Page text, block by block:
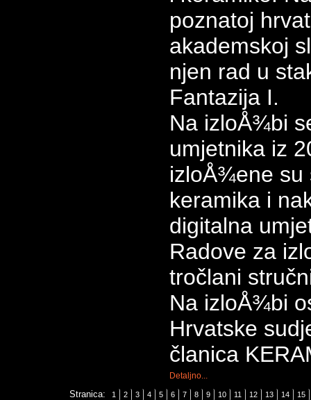
poznatoj
akademskoj
njen rad u
Fantazija I.
Na izloÅ¾bi
umjetnika iz
izloÅ¾ene su
keramika i
digitalna
Radove za
tročlani
Na izloÅ¾bi
Hrvatske
članica
Detaljno...
Stranica: 1 2 3 4 5 6 7 8 9 10 11 12 13 14 15